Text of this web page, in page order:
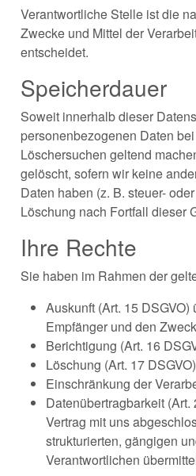
Verantwortliche Stelle ist die
Zwecke und Mittel der
entscheidet.
Speicherdauer
Soweit innerhalb dieser
personenbezogenen Daten
Löschersuchen geltend
gelöscht, sofern wir keine
Daten haben (z. B. steuer-
Löschung nach Fortfall dieser
Ihre Rechte
Sie haben im Rahmen der
Auskunft (Art. 15
Empfänger und den
Berichtigung (Art. 16
Löschung (Art. 17
Einschränkung der
Datenübertragbarkeit
Vertrag mit uns
strukturierten, gängigen
Verantwortlichen